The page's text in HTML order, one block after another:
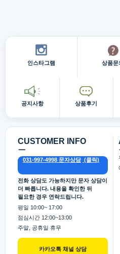
인스타그램 상품문
공지사항 상품후기
CUSTOMER INFO
카카오톡 채널 상담
ㅡ
031-997-4998 문자상담
전화 상담도 가능하지만 문자 상담이
더 빠릅니다. 내용을 확인한 뒤
필요한 경우 연락드립니다.
평일 10:00~ 17:00
점심시간 12:00~13:00
주말, 공휴일 휴무